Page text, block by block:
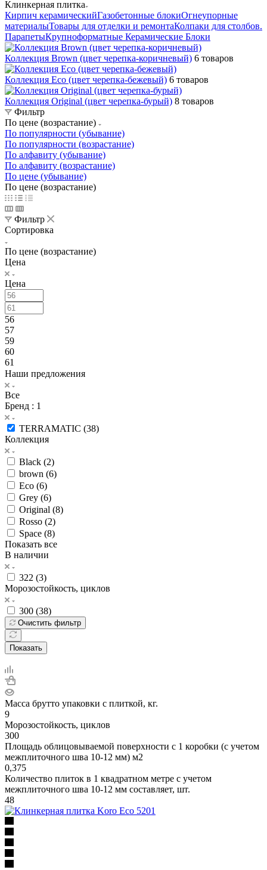
Клинкерная плитка
Кирпич керамическийГазобетонные блокиОгнеупорные
материалыТовары для отделки и ремонтаКолпаки для столбов.
ПарапетыКрупноформатные Керамические Блоки
Коллекция Brown (цвет черепка-коричневый) 6 товаров
Коллекция Eco (цвет черепка-бежевый) 6 товаров
Коллекция Original (цвет черепка-бурый) 8 товаров
Фильтр
По цене (возрастание)
По популярности (убывание)
По популярности (возрастание)
По алфавиту (убывание)
По алфавиту (возрастание)
По цене (убывание)
По цене (возрастание)
Фильтр
Сортировка
По цене (возрастание)
Цена
Цена
56
57
59
60
61
Наши предложения
Все
Бренд : 1
TERRAMATIC (38)
Коллекция
Black (2)
brown (6)
Eco (6)
Grey (6)
Original (8)
Rosso (2)
Space (8)
Показать все
В наличии
322 (3)
Морозостойкость, циклов
300 (38)
Очистить фильтр
Показать
Масса брутто упаковки с плиткой, кг.
9
Морозостойкость, циклов
300
Площадь облицовываемой поверхности с 1 коробки (с учетом
межплиточного шва 10-12 мм) м2
0,375
Количество плиток в 1 квадратном метре с учетом
межплиточного шва 10-12 мм составляет, шт.
48